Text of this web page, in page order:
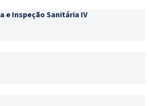
e Inspeção Sanitária IV